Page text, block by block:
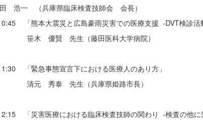
一 （兵庫県臨床検査技師会 会長）
大震災と広島豪雨災害での医療支援 -DVT検診活動
（藤田医科大学病院）
事態宣言下における医療人のあり方」
生（兵庫県姫路市長）
医療における臨床検査技師の関わり -検査の他に知